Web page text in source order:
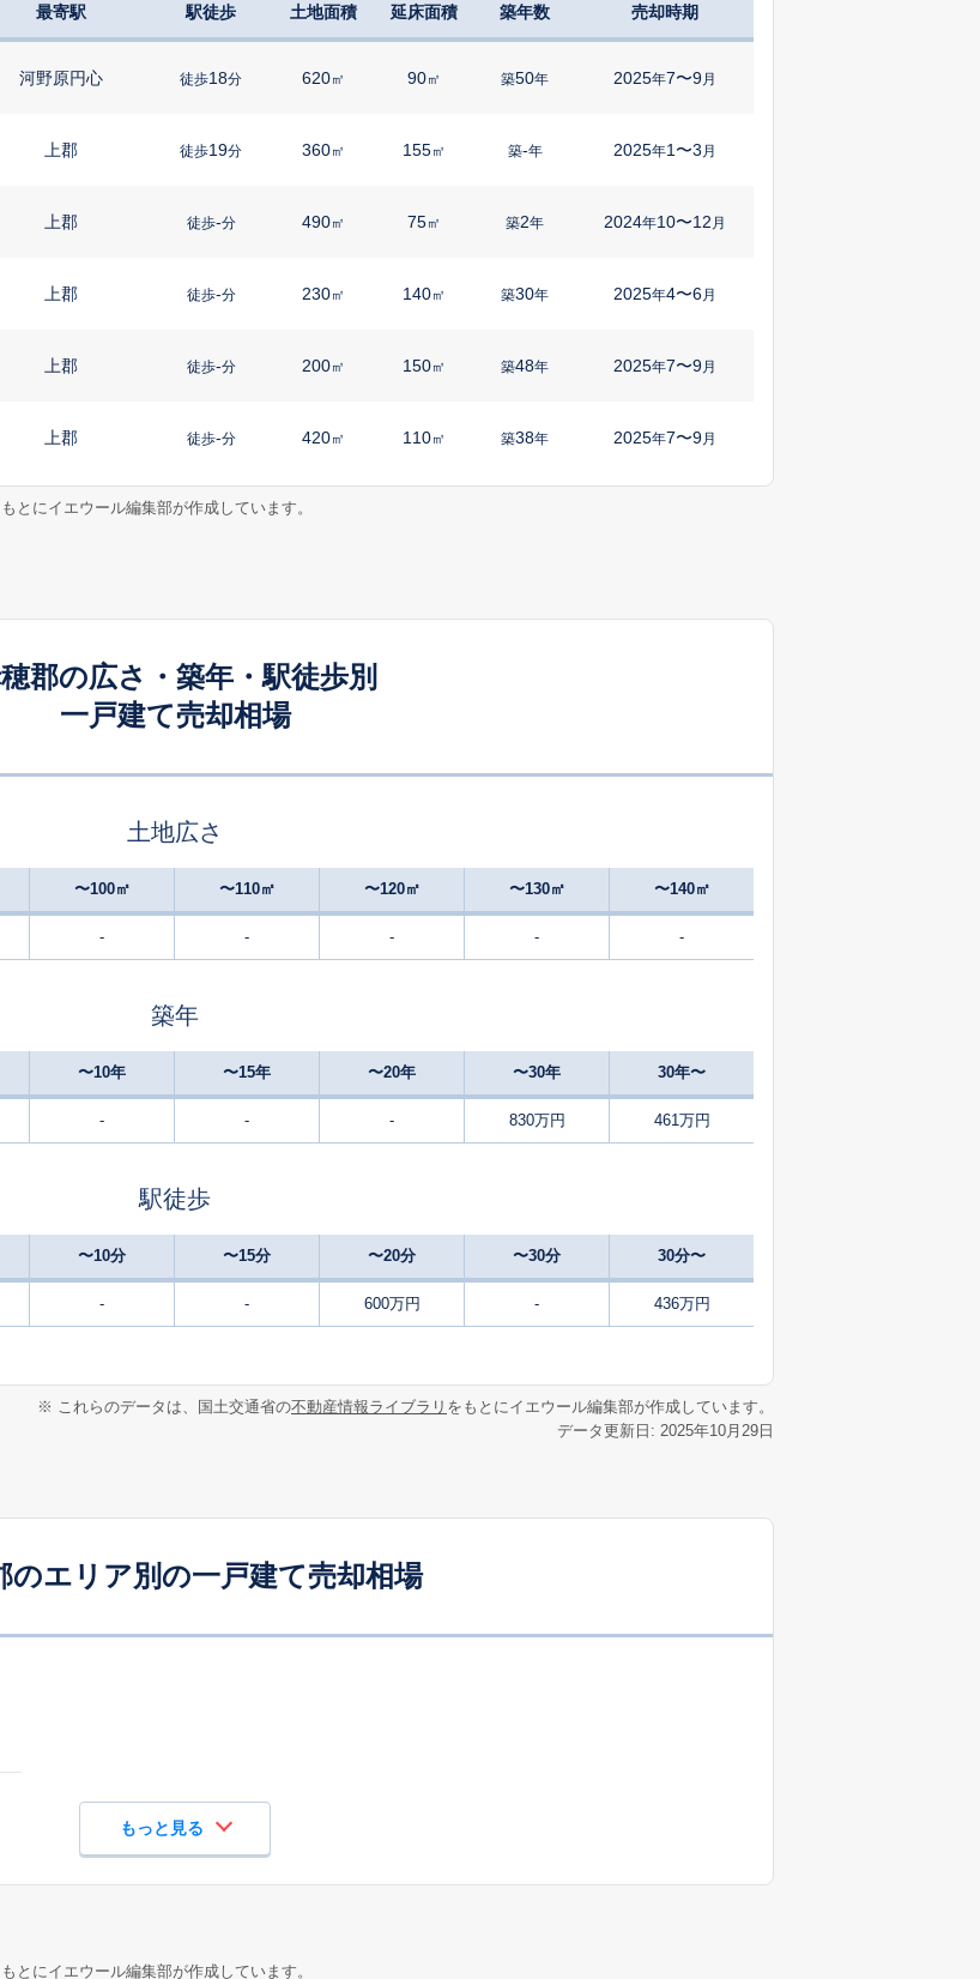
最寄駅 駅徒歩 土地面積 延床面積 築年数 売却時期
河野原円心 徒歩18分 620㎡ 90㎡ 築50年 2025年7〜9月
上郡 徒歩19分 360㎡ 155㎡ 築-年 2025年1〜3 月
上郡 徒歩-分 490㎡ 75㎡ 築2年 2024年10〜12 月
上郡 徒歩-分 230㎡ 140㎡ 築30年 2025年4〜6月
上郡 徒歩-分 200㎡ 150㎡ 築48年 2025年7〜9月
上郡 徒歩-分 420㎡ 110㎡ 築38年 2025年7〜9月
上郡 徒歩-分 1400
徒歩10分
上郡 徒歩20分 175㎡ 120㎡ 築30年 2025年7〜9月
年 1〜3
とにイエウール編集部が作成しています。
郡の広さ・築年・駅徒歩別
一戸建て売却相場
土地広さ
〜100㎡ 〜110㎡ 〜120㎡ 〜130㎡ 〜140㎡
- - - - -
築年
〜10年 〜15年 〜20年 〜30年 30年〜
- - - 830万円 461万円
駅徒歩
〜10分 〜15分 〜20分 〜30分 30分〜
- - 600万円 - 436万円
※ これらのデータは、国土交通省の不動産情報ライブラリ をもとにイエウール編集部が作成しています。
データ更新日: 2025年10月29日
のエリア別の一戸建て売却相場
もっと見る
とにイエウール編集部が作成しています。